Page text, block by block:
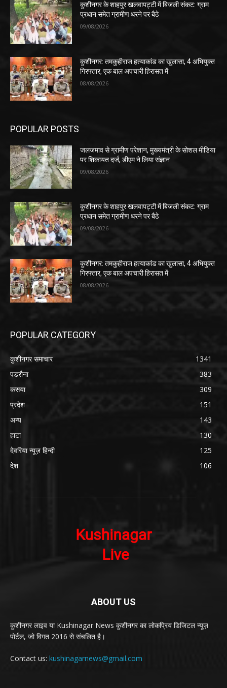
कुशीनगर के शाहपुर खलवापट्टी में बिजली संकट: ग्राम
प्रधान समेत ग्रामीण धरने पर बैठे
09/08/2026
कुशीनगर: तमकुहीराज हत्याकांड का खुलासा, 4 अभियुक्त
गिरफ्तार, एक बाल अपचारी हिरासत में
08/08/2026
POPULAR POSTS
जलजमाव से ग्रामीण परेशान, मुख्यमंत्री के सोशल मीडिया
पर शिकायत दर्ज, डीएम ने लिया संज्ञान
09/08/2026
कुशीनगर के शाहपुर खलवापट्टी में बिजली संकट: ग्राम
प्रधान समेत ग्रामीण धरने पर बैठे
09/08/2026
कुशीनगर: तमकुहीराज हत्याकांड का खुलासा, 4 अभियुक्त
गिरफ्तार, एक बाल अपचारी हिरासत में
08/08/2026
POPULAR CATEGORY
कुशीनगर समाचार
1341
पडरौना
383
कसया
309
प्रदेश
151
अन्य
143
हाटा
130
देवरिया न्यूज़ हिन्दी
125
देश
106
ABOUT US
कुशीनगर लाइव या Kushinagar News कुशीनगर का लोकप्रिय डिजिटल न्यूज़
पोर्टल, जो विगत 2016 से संचलित है।
Contact us: kushinagarnews@gmail.com